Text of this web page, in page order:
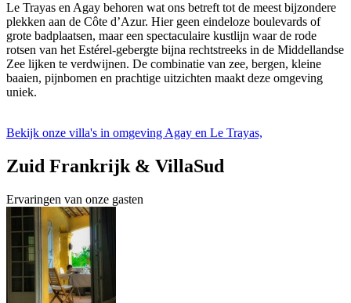
Le Trayas en Agay behoren wat ons betreft tot de meest bijzondere
plekken aan de Côte d’Azur. Hier geen eindeloze boulevards of
grote badplaatsen, maar een spectaculaire kustlijn waar de rode
rotsen van het Estérel-gebergte bijna rechtstreeks in de Middellandse
Zee lijken te verdwijnen. De combinatie van zee, bergen, kleine
baaien, pijnbomen en prachtige uitzichten maakt deze omgeving
uniek.
Bekijk onze villa's in omgeving Agay en Le Trayas,
Zuid Frankrijk & VillaSud
Ervaringen van onze gasten